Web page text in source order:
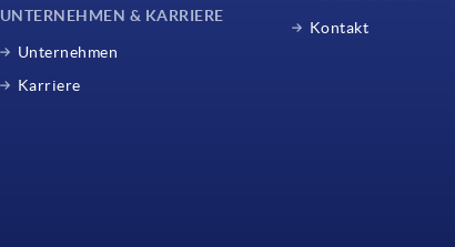
UNTERNEHMEN & KARRIERE
Unternehmen
Karriere
Kontakt